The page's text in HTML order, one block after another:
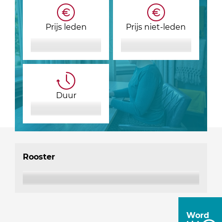
Word
Prijs leden Prijs niet-leden
Duur
Rooster